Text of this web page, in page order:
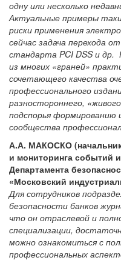
одну или несколько
Актуальные примеры
риски применения
сейчас задача перехода
стандарта PCI DSS и
из многих «граней»
сочетающего качества
профессионального
разностороннего,
подспорья
сообщества
А.А. МАКОСКО
и мониторинга событий
Департамента
«Московский
Для сотрудников
безопасности банков
что он отраслевой и
специализации,
можно ознакомиться с
профессиональных